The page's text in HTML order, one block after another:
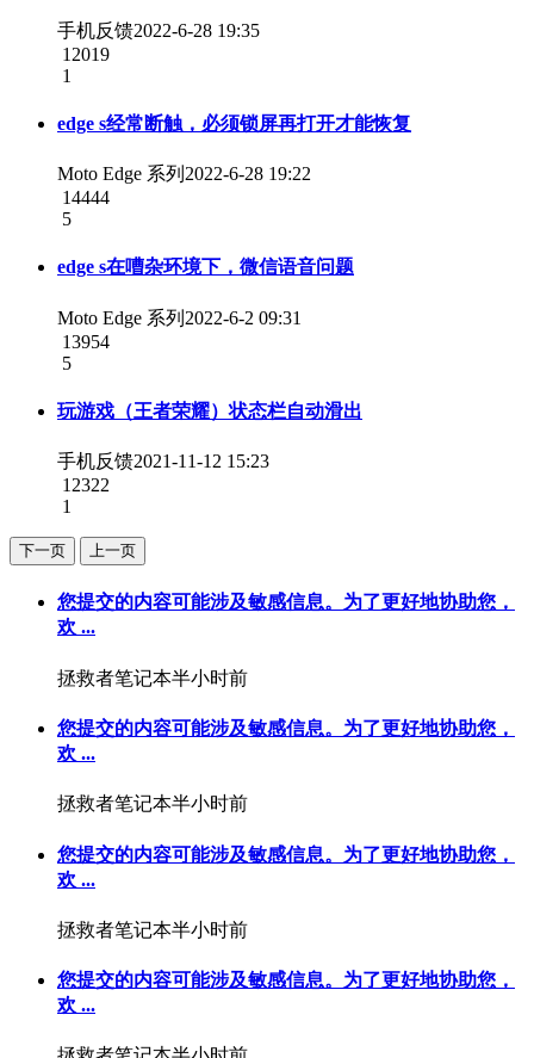
手机反馈2022-6-28 19:35
12019
1
edge s经常断触，必须锁屏再打开才能恢复
Moto Edge 系列 2022-6-28 19:22
14444
5
edge s在嘈杂环境下，微信语音问题
Moto Edge 系列 2022-6-2 09:31
13954
5
玩游戏（王者荣耀）状态栏自动滑出
手机反馈2021-11-12 15:23
12322
1
下一页 上一页
您提交的内容可能涉及敏感信息。为了更好地协助您，
欢 ...
拯救者笔记本半小时前
您提交的内容可能涉及敏感信息。为了更好地协助您，
欢 ...
拯救者笔记本半小时前
您提交的内容可能涉及敏感信息。为了更好地协助您，
欢 ...
拯救者笔记本半小时前
您提交的内容可能涉及敏感信息。为了更好地协助您，
欢 ...